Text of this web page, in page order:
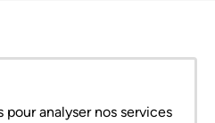
analyser nos services